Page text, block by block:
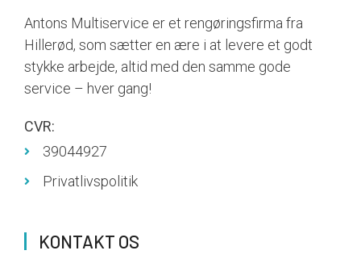
Antons Multiservice er et rengøringsfirma fra
Hillerød, som sætter en ære i at levere et godt
stykke arbejde, altid med den samme gode
service – hver gang!
CVR:
39044927
Privatlivspolitik
KONTAKT OS